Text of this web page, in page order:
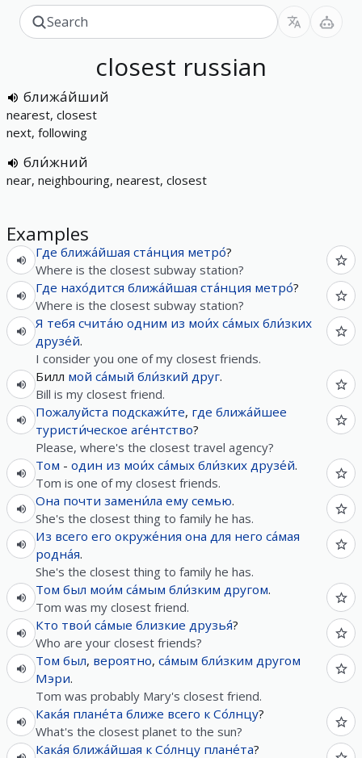
closest russian
ближа́йший
nearest, closest
next, following
бли́жний
near, neighbouring, nearest, closest
Examples
Где ближа́йшая ста́нция метро́?
Where is the closest subway station?
Где нахо́дится ближа́йшая ста́нция метро́?
Where is the closest subway station?
Я тебя счита́ю одним из мои́х са́мых бли́зких
друзе́й.
I consider you one of my closest friends.
Билл мой са́мый бли́зкий друг.
Bill is my closest friend.
Пожалуйста подскажи́те, где ближа́йшее
туристи́ческое аге́нтство?
Please, where's the closest travel agency?
Том - один из мои́х са́мых бли́зких друзе́й.
Tom is one of my closest friends.
Она почти замени́ла ему семью.
She's the closest thing to family he has.
Из всего его окруже́ния она для него са́мая
родна́я.
She's the closest thing to family he has.
Том был мои́м са́мым бли́зким другом.
Tom was my closest friend.
Кто твои́ са́мые близкие друзья́?
Who are your closest friends?
Том был, вероятно, са́мым бли́зким другом
Мэри.
Tom was probably Mary's closest friend.
Кака́я плане́та ближе всего к Со́лнцу?
What's the closest planet to the sun?
Кака́я ближа́йшая к Со́лнцу плане́та?